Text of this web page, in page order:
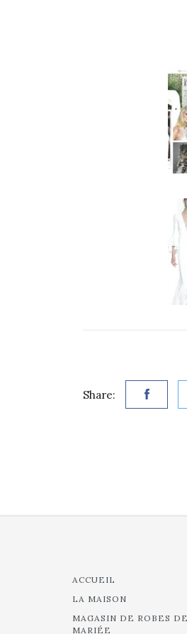
Share:
ACCUEIL
LA MAISON
MAGASIN DE ROBES DE
MARIÉE